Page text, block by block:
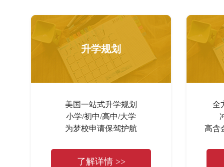
升学规划
美国一站式升学规划
小学/初中/高中/大学
为梦校申请保驾护航
了解详情 >>
全
高含